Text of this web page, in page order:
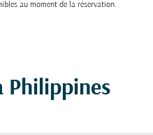
au moment de la réservation.
Philippines